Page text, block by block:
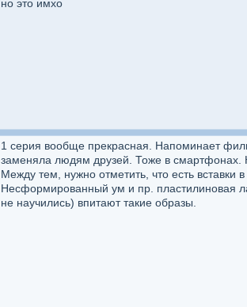
но это имхо
1 серия вообще прекрасная. Напоминает
заменяла людям друзей. Тоже в смартфонах.
Между тем, нужно отметить, что есть
Несформированный ум и пр. пластилиновая
не научились) впитают такие образы.